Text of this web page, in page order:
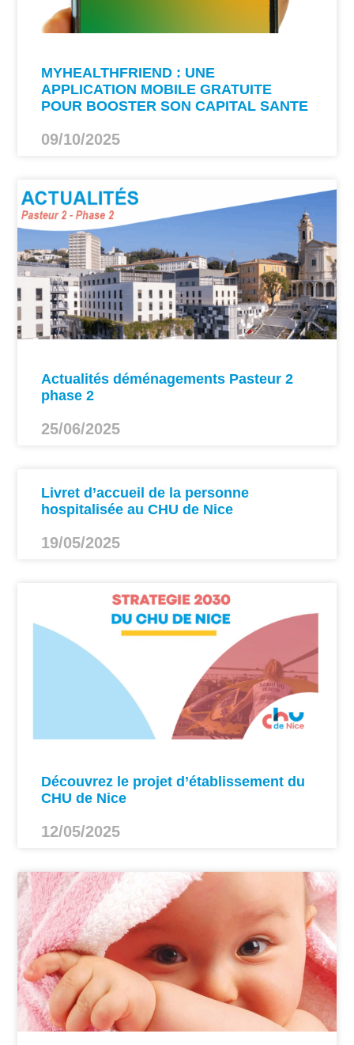
MYHEALTHFRIEND : UNE
APPLICATION MOBILE GRATUITE
POUR BOOSTER SON CAPITAL SANTE
09/10/2025
Actualités déménagements Pasteur 2
phase 2
25/06/2025
Livret d’accueil de la personne
hospitalisée au CHU de Nice
19/05/2025
Découvrez le projet d’établissement du
CHU de Nice
12/05/2025